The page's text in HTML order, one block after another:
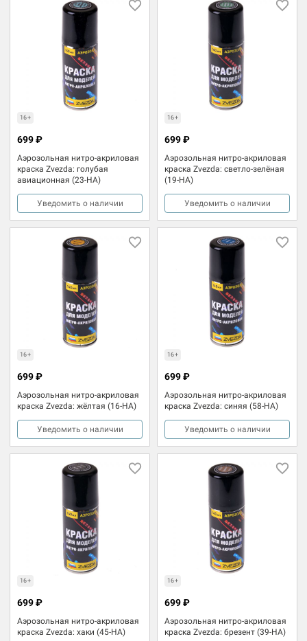
16+
Аэрозольная нитро-акриловая
краска Zvezda: голубая
авиационная (23-НА)
699 ₽
Уведомить о наличии
16+
Аэрозольная нитро-акриловая
краска Zvezda: светло-зелёная
(19-НА)
699 ₽
Уведомить о наличии
16+
Аэрозольная нитро-акриловая
краска Zvezda: жёлтая (16-НА)
699 ₽
Уведомить о наличии
16+
Аэрозольная нитро-акриловая
краска Zvezda: синяя (58-НА)
699 ₽
Уведомить о наличии
16+
Аэрозольная нитро-акриловая
краска Zvezda: хаки (45-НА)
699 ₽
16+
Аэрозольная нитро-акриловая
краска Zvezda: брезент (39-НА)
699 ₽